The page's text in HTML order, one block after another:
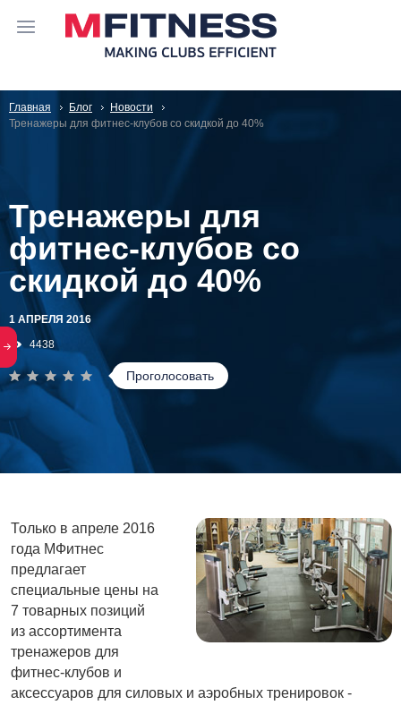
Главная Блог
Новости
Тренажеры для фитнес-клубов со скидкой до 40%
Тренажеры для
фитнес-клубов со
скидкой до 40%
1 АПРЕЛЯ 2016
4438
Проголосовать
Только в апреле 2016
года МФитнес
предлагает
специальные цены на
7 товарных позиций
из ассортимента
тренажеров для
фитнес-клубов и
аксессуаров для силовых и аэробных тренировок -